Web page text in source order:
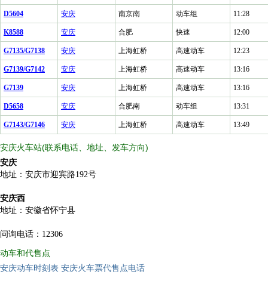
D5604 安庆 南京南 动车组 11:28
K8588 安庆 合肥 快速 12:00
G7135/G7138 安庆 上海虹桥 高速动车 12:23
G7139/G7142 安庆 上海虹桥 高速动车 13:16
G7139 安庆 上海虹桥 高速动车 13:16
D5658 安庆 合肥南 动车组 13:31
G7143/G7146 安庆 上海虹桥 高速动车 13:49
安庆火车站(联系电话、地址、发车方向)
安庆
地址：安庆市迎宾路192号
安庆西
地址：安徽省怀宁县
问询电话：12306
动车和代售点
安庆动车时刻表 安庆火车票代售点电话